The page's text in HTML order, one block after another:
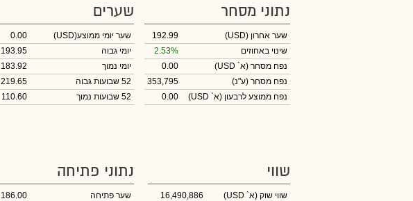
נתוני מסחר
שער אחרון (USD)
192.99
שינוי באחוזים
2.53%
נפח מסחר (א` USD)
0.00
נפח מסחר (ע"נ)
353,795
נפח ממוצע לרבעון (א` USD)
0.00
שערים
שער יומי ממוצע(USD)
0.00
יומי גבוה
193.95
יומי נמוך
183.92
52 שבועות גבוה
219.65
52 שבועות נמוך
110.60
שווי
שווי שוק (א` USD)
16,490,886
נתוני פתיחה
שער פתיחה
186.00